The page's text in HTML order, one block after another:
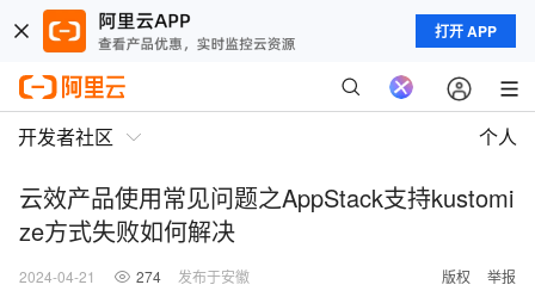
打开 APP
开发者社区 个人
云效产品使用常见问题之AppStack支持kustomi
ze方式失败如何解决
2024-04-21 274 发布于安徽 版权 举报